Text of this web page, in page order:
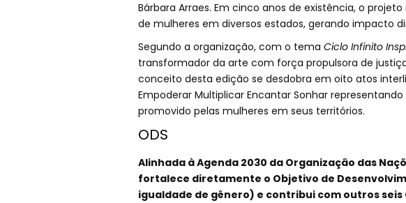
Bárbara Arraes. Em cinco anos de existência, o
de mulheres em diversos estados, gerando impacto
Segundo a organização, com o tema Ciclo Infinito
transformador da arte com força propulsora de
conceito desta edição se desdobra em oito atos
Empoderar Multiplicar Encantar Sonhar
promovido pelas mulheres em seus territórios.
ODS
Alinhada à Agenda 2030 da Organização das
fortalece diretamente o Objetivo de
igualdade de gênero) e contribui com outros seis